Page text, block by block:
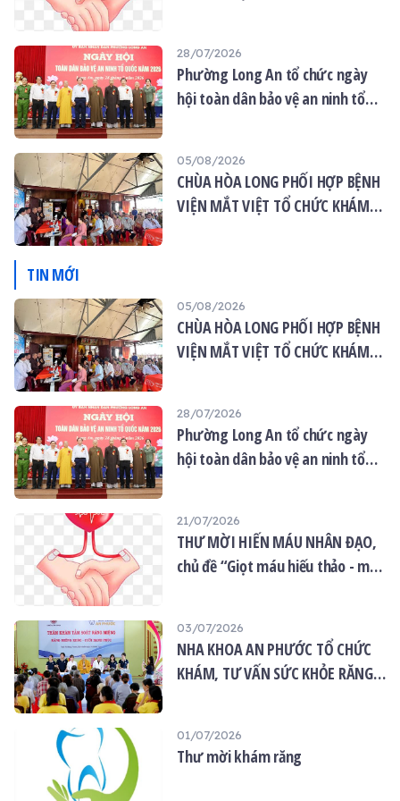
28/07/2026
Phường Long An tổ chức ngày
hội toàn dân bảo vệ an ninh tổ
05/08/2026
CHÙA HÒA LONG PHỐI HỢP BỆNH
VIỆN MẮT VIỆT TỔ CHỨC KHÁM
TIN MỚI
05/08/2026
CHÙA HÒA LONG PHỐI HỢP BỆNH
VIỆN MẮT VIỆT TỔ CHỨC KHÁM
28/07/2026
Phường Long An tổ chức ngày
hội toàn dân bảo vệ an ninh tổ
21/07/2026
THƯ MỜI HIẾN MÁU NHÂN ĐẠO,
chủ đề “Giọt máu hiếu thảo - mùa
03/07/2026
NHA KHOA AN PHƯỚC TỔ CHỨC
KHÁM, TƯ VẤN SỨC KHỎE RĂNG
01/07/2026
Thư mời khám răng